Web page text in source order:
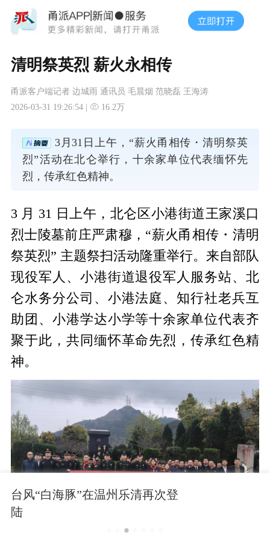
清明祭英烈 薪火永相传
甬派客户端记者 边城雨 通讯员 毛晨烟 范晓磊 王海涛
2026-03-31 19:26:54 |
16.2万
3月31日上午，“薪火甬相传・清明祭英
烈”活动在北仑举行，十余家单位代表缅怀先
烈，传承红色精神。
3 月 31 日上午，北仑区小港街道王家溪口
烈士陵墓前庄严肃穆，“薪火甬相传・清明
祭英烈” 主题祭扫活动隆重举行。来自部队
现役军人、小港街道退役军人服务站、北
仑水务分公司、小港法庭、知行社老兵互
助团、小港学达小学等十余家单位代表齐
聚于此，共同缅怀革命先烈，传承红色精
神。
台风“白海豚”在温州乐清再次登
陆